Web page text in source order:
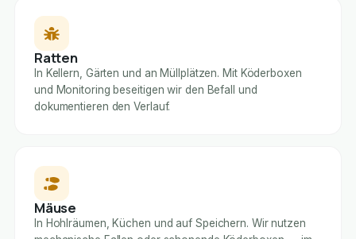
Ratten
In Kellern, Gärten und an Müllplätzen. Mit Köderboxen
und Monitoring beseitigen wir den Befall und
dokumentieren den Verlauf.
Mäuse
In Hohlräumen, Küchen und auf Speichern. Wir nutzen